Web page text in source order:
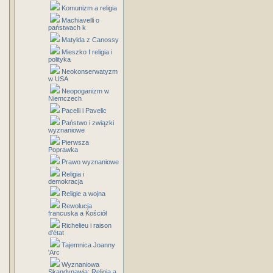
Komunizm a religia
Machiavelli o
państwach k
Matylda z Canossy
Mieszko I religia i
polityka
Neokonserwatyzm
w USA
Neopoganizm w
Niemczech
Pacelli i Pavelic
Państwo i związki
wyznaniowe
Pierwsza
Poprawka
Prawo wyznaniowe
Religia i
demokracja
Religie a wojna
Rewolucja
francuska a Kościół
Richelieu i raison
d'état
Tajemnica Joanny
'Arc
Wyznaniowa